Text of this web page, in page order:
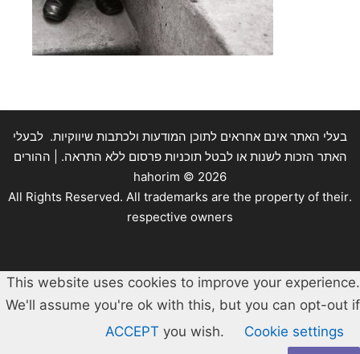
בעלי האתר אינם אחראים לתוכן המודעות ולכתבות שיווקיות. לבעלי
האתר הזכות לשנות או לבטל תוכניות פרסום ללא התראה. | ההורים
hahorim © 2026
.All Rights Reserved. All trademarks are the property of their
respective owners
This website uses cookies to improve your experience.
We'll assume you're ok with this, but you can opt-out if
you wish.
Cookie settings
ACCEPT